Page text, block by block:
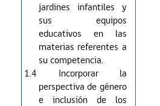
jardines infantiles y
sus equipos
educativos en las
materias referentes a
su competencia.
1.4 Incorporar la
perspectiva de género
e inclusión de los